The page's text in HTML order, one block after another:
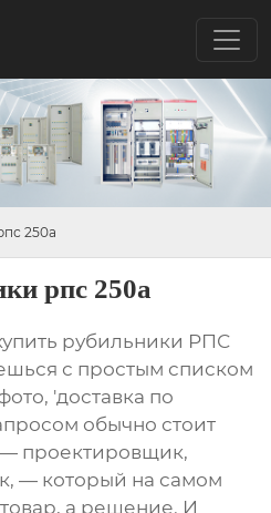
250а
рпс 250а
рубильники РПС
с простым списком
'доставка по
обычно стоит
проектировщик,
— который на самом
а решение. И